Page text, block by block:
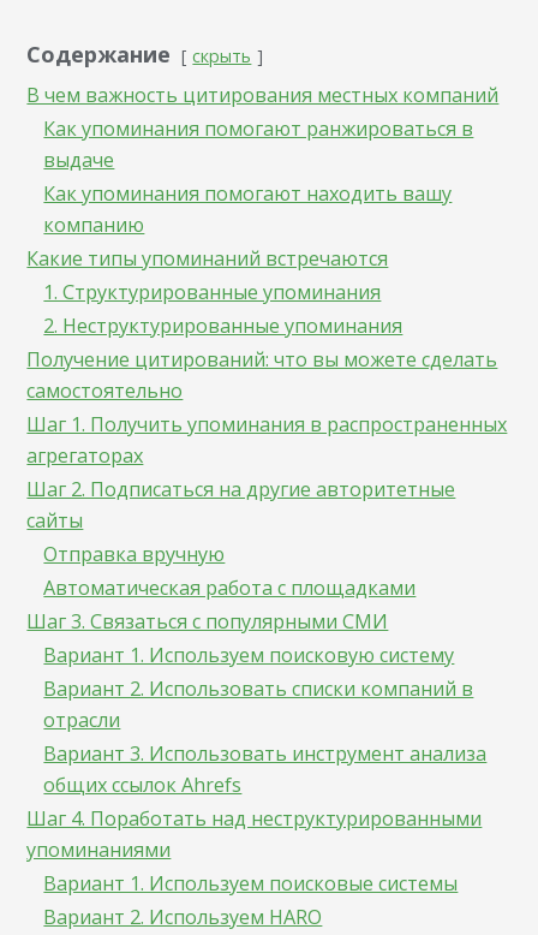
Содержание скрыть
В чем важность цитирования местных компаний
Как упоминания помогают ранжироваться в
выдаче
Как упоминания помогают находить вашу
компанию
Какие типы упоминаний встречаются
1. Структурированные упоминания
2. Неструктурированные упоминания
Получение цитирований: что вы можете сделать
самостоятельно
Шаг 1. Получить упоминания в распространенных
агрегаторах
Шаг 2. Подписаться на другие авторитетные
сайты
Отправка вручную
Автоматическая работа с площадками
Шаг 3. Связаться с популярными СМИ
Вариант 1. Используем поисковую систему
Вариант 2. Использовать списки компаний в
отрасли
Вариант 3. Использовать инструмент анализа
общих ссылок Ahrefs
Шаг 4. Поработать над неструктурированными
упоминаниями
Вариант 1. Используем поисковые системы
Вариант 2. Используем HARO